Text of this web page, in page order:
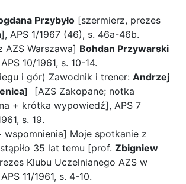
Przybyło [szermierz, prezes
APS 1/1967 (46), s. 46a-46b.
AZS Warszawa] Bohdan Przywarski
10/1961, s. 10-14.
i gór) Zawodnik i trener: Andrzej
[AZS Zakopane; notka
+ krótka wypowiedź], APS 7
s. 19.
wspomnienia] Moje spotkanie z
35 lat temu [prof. Zbigniew
Klubu Uczelnianego AZS w
11/1961, s. 4-10.